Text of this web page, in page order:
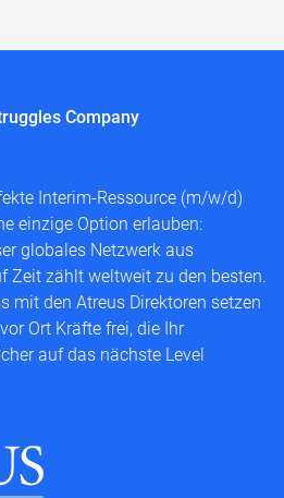
Company
Interim-Ressource (m/w/d)
einzige Option erlauben:
globales Netzwerk aus
Zeit zählt weltweit zu den besten.
mit den Atreus Direktoren setzen
Ort Kräfte frei, die Ihr
auf das nächste Level